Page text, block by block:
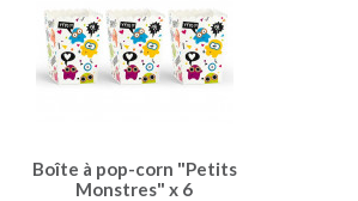
Boîte à pop-corn "Petits
Monstres" x 6